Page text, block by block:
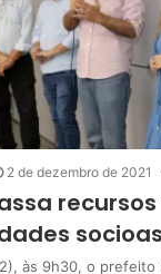
2 de dezembro de 2021
às 9h30, o prefeito